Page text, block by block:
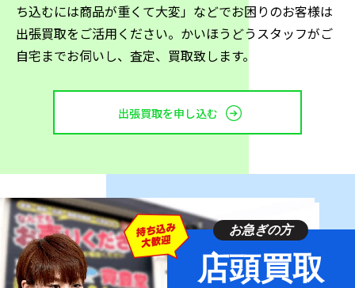
JBLは、世界的に有名なアメリカの音響機器メーカー
で、そのスピーカーは高品質な音と洗練されたデザイン
で人気があります。特に50年以上愛され続ける「4000シ
ここでは、「JBLGO3」と「JBLGOESBLK」の2つのポ
か209gという軽さから手軽に持ち運ぶことができます。
さらに、IP67の防水仕様が付いているので、外出先でも
心配なく使用することができます。カラーバリエーショ
ンも豊富で、ブラックやブルーからレッドやオレンジま
ち込むには商品が重くて大変」などでお困りのお客様は
出張買取をご活用ください。かいほうどうスタッフがご
自宅までお伺いし、査定、買取致します。
出張買取を申し込む
お急ぎの方
店頭買取